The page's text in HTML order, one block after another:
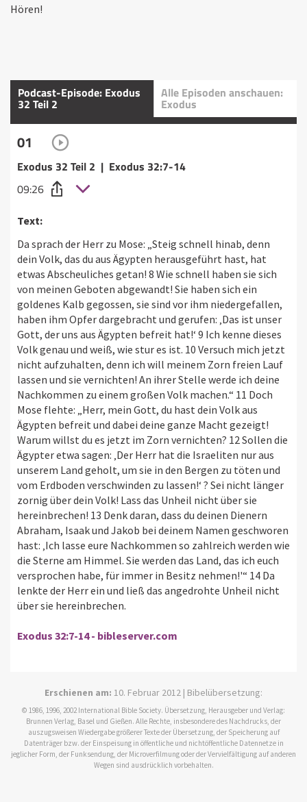
Hören!
Podcast-Episode: Exodus
32 Teil 2
Alle Episoden anschauen:
Exodus
01
Exodus 32 Teil 2 | Exodus 32:7-14
09:26
Text:
Da sprach der Herr zu Mose: „Steig schnell hinab, denn
dein Volk, das du aus Ägypten herausgeführt hast, hat
etwas Abscheuliches getan! 8 Wie schnell haben sie sich
von meinen Geboten abgewandt! Sie haben sich ein
goldenes Kalb gegossen, sie sind vor ihm niedergefallen,
haben ihm Opfer dargebracht und gerufen: ‚Das ist unser
Gott, der uns aus Ägypten befreit hat!‘ 9 Ich kenne dieses
Volk genau und weiß, wie stur es ist. 10 Versuch mich jetzt
nicht aufzuhalten, denn ich will meinem Zorn freien Lauf
lassen und sie vernichten! An ihrer Stelle werde ich deine
Nachkommen zu einem großen Volk machen.“ 11 Doch
Mose flehte: „Herr, mein Gott, du hast dein Volk aus
Ägypten befreit und dabei deine ganze Macht gezeigt!
Warum willst du es jetzt im Zorn vernichten? 12 Sollen die
Ägypter etwa sagen: ‚Der Herr hat die Israeliten nur aus
unserem Land geholt, um sie in den Bergen zu töten und
vom Erdboden verschwinden zu lassen!‘ ? Sei nicht länger
zornig über dein Volk! Lass das Unheil nicht über sie
hereinbrechen! 13 Denk daran, dass du deinen Dienern
Abraham, Isaak und Jakob bei deinem Namen geschworen
hast: ‚Ich lasse eure Nachkommen so zahlreich werden wie
die Sterne am Himmel. Sie werden das Land, das ich euch
versprochen habe, für immer in Besitz nehmen!'“ 14 Da
lenkte der Herr ein und ließ das angedrohte Unheil nicht
über sie hereinbrechen.
Exodus 32:7-14 - bibleserver.com
Erschienen am: 10. Februar 2012 | Bibelübersetzung:
© 1986, 1996, 2002 International Bible Society. Übersetzung, Herausgeber und Verlag:
Brunnen Verlag, Basel und Gießen. Alle Rechte, insbesondere des Nachdrucks, der
auszugsweisen Wiedergabe größerer Texte der Übersetzung, der Speicherung auf
Datenträger bzw. der Einspeisung in öffentliche und nichtöffentliche Datennetze in
jeglicher Form, der Funksendung, der Microverfilmung oder der Vervielfältigung auf anderen
Wegen sind ausdrücklich vorbehalten.